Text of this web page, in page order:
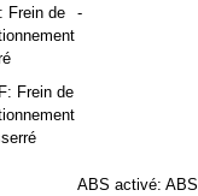
Frein de
Frein de
-
ABS activé: ABS